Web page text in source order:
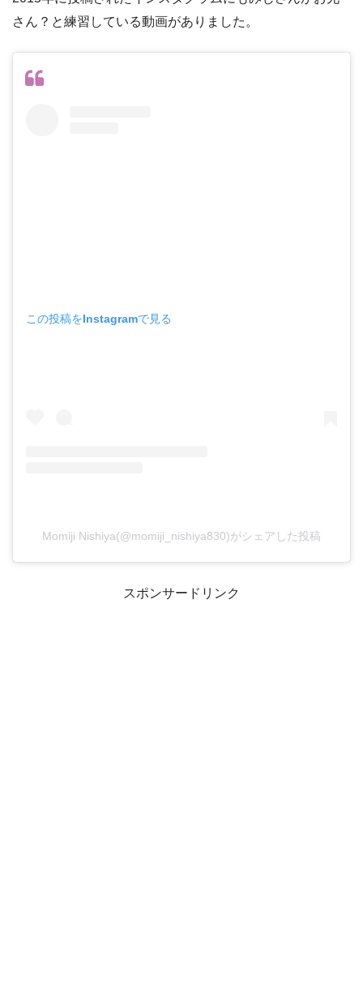
さん？と練習している動画がありました。
この投稿をInstagramで見る
Momiji Nishiya(@momiji_nishiya830)がシェアした投稿
スポンサードリンク